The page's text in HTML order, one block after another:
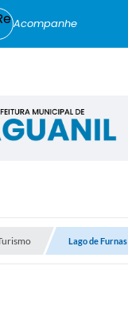
Acompanhe
Lago de Furnas